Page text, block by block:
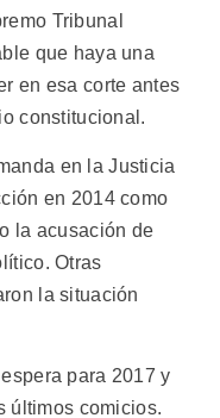
Tribunal
que haya una
en esa corte antes
constitucional.
en la Justicia
en 2014 como
la acusación de
Otras
la situación
para 2017 y
últimos comicios.